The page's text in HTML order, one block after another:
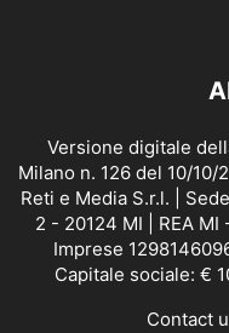
Versione digitale
Milano n. 126 del 10/
Reti e Media S.r.l. |
2 - 20124 MI | REA
Imprese
Capitale sociale: €
Contact